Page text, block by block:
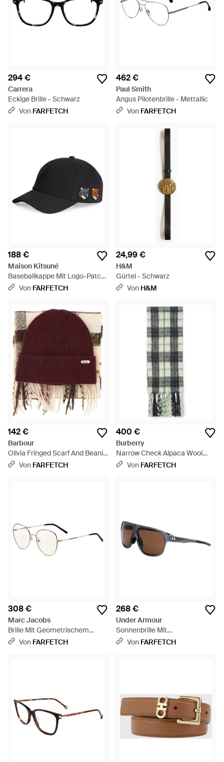
294 €
Carrera
Eckige Brille - Schwarz
Von FARFETCH
462 €
Paul Smith
Angus Pilotenbrille - Mettallic
Von FARFETCH
188 €
Maison Kitsuné
Baseballkappe Mit Logo-Patch
- Schwarz
Von FARFETCH
24,99 €
H&M
Gürtel - Schwarz
Von H&M
142 €
Barbour
Olivia Fringed Scarf And Beanie
Hat Set - Lila
Von FARFETCH
400 €
Burberry
Narrow Check Alpaca Wool
Blend Scarf - Grün
Von FARFETCH
308 €
Marc Jacobs
Brille Mit Geometrischem
Gestell - Natur
Von FARFETCH
268 €
Under Armour
Sonnenbrille Mit
Geometrischem Gestell - Grau
Von FARFETCH